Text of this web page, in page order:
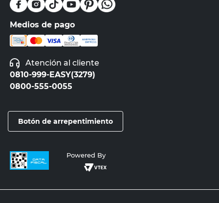
Medios de pago
Atención al cliente
0810-999-EASY(3279)
0800-555-0055
Botón de arrepentimiento
Powered By